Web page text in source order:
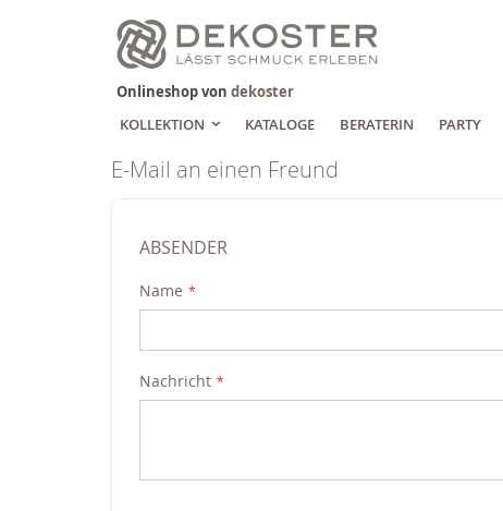
Zum
Inhalt
springen
Onlineshop von dekoster
KOLLEKTION
KATALOGE BERATERIN PARTY
E-Mail an einen Freund
ABSENDER
Name
Nachricht